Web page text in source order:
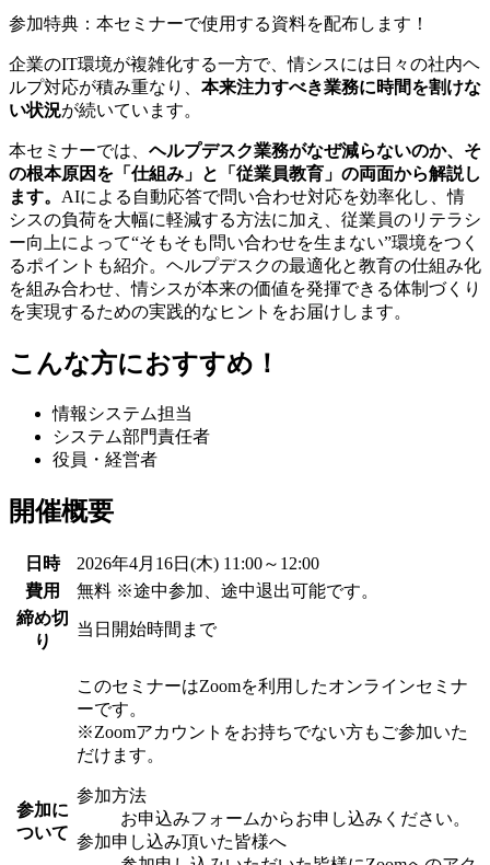
参加特典：本セミナーで使用する資料を配布します！
企業のIT環境が複雑化する一方で、情シスには日々の社内ヘ
ルプ対応が積み重なり、 本来注力すべき業務に時間を割けな
い状況が続いています。
本セミナーでは、 ヘルプデスク業務がなぜ減らないのか、そ
の根本原因を「仕組み」と「従業員教育」の両面から解説し
ます。 AIによる自動応答で問い合わせ対応を効率化し、情
シスの負荷を大幅に軽減する方法に加え、従業員のリテラシ
ー向上によって“そもそも問い合わせを生まない”環境をつく
るポイントも紹介。ヘルプデスクの最適化と教育の仕組み化
を組み合わせ、情シスが本来の価値を発揮できる体制づくり
を実現するための実践的なヒントをお届けします。
こんな方におすすめ！
情報システム担当
システム部門責任者
役員・経営者
開催概要
日時
2026年4月16日(木) 11:00～12:00
費用
無料 ※途中参加、途中退出可能です。
締め切
り
当日開始時間まで
参加に
ついて
このセミナーはZoomを利用したオンラインセミナ
ーです。
※Zoomアカウントをお持ちでない方もご参加いた
だけます。
参加方法
お申込みフォームからお申し込みください。
参加申し込み頂いた皆様へ